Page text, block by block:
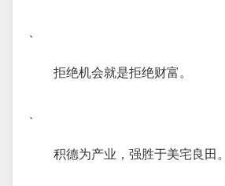
、
拒绝机会就是拒绝财富。
、
积德为产业，强胜于美宅良田。